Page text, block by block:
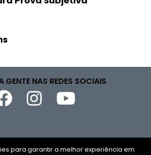
GENTE NAS REDES SOCIAIS
Copyright © 2026
para garantir a melhor experiência em